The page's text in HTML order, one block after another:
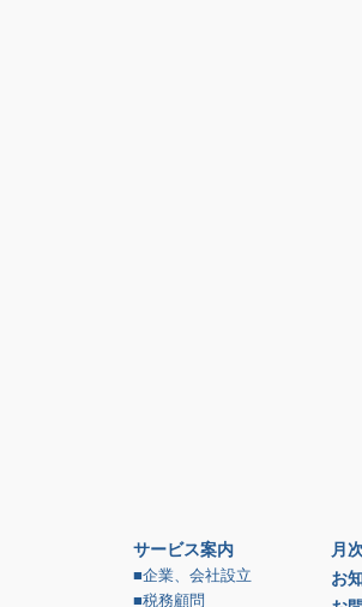
サービス案内
■企業、会社設立
■税務顧問
月
お